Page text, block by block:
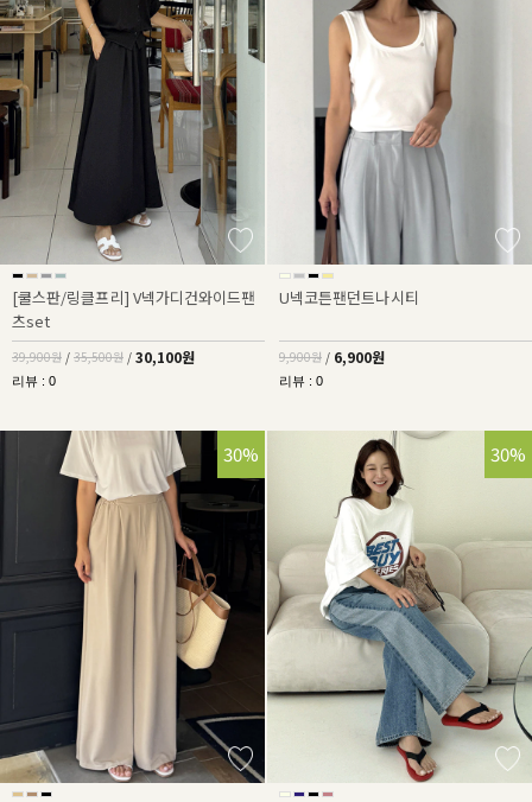
[쿨스판/링클프리] V넥가디건와이드팬
츠set
39,900원 / 35,500원 / 30,100원
리뷰 : 0
U넥코튼팬던트나시티
9,900원 / 6,900원
리뷰 : 0
30% 30%